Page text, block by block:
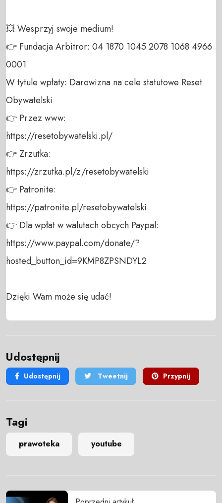
💥 Wesprzyj swoje medium!
👉 Fundacja Arbitror: 04 1870 1045 2078 1068 4966
0001
W tytule wpłaty: Darowizna na cele statutowe Reset
Obywatelski
👉 Przez www:
https://resetobywatelski.pl/
👉 Zrzutka:
https://zrzutka.pl/z/resetobywatelski
👉 Patronite:
https://patronite.pl/resetobywatelski
👉 Dla wpłat w walutach obcych Paypal:
https://www.paypal.com/donate/?
hosted_button_id=9KMP8ZPSNDYL2
Dzięki Wam może się udać!
Udostępnij
Udostępnij Tweetnij Przypnij
Tagi
prawoteka youtube